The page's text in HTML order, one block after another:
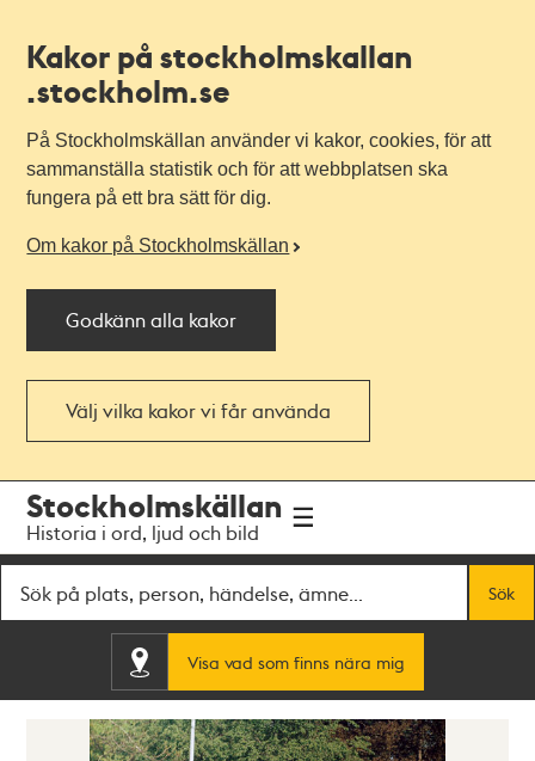
Kakor på stockholmskallan
.stockholm.se
På Stockholmskällan använder vi kakor, cookies, för att
sammanställa statistik och för att webbplatsen ska
fungera på ett bra sätt för dig.
Om kakor på Stockholmskällan
Godkänn alla kakor
Välj vilka kakor vi får använda
navigationen
huvudinnehållet
Stockholmskällan
Historia i ord, ljud och bild
Sök
Visa vad som finns nära mig